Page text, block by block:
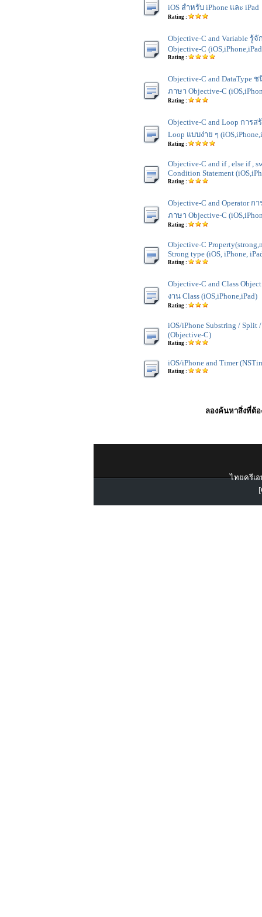
iOS สำหรับ iPhone และ iPad
Rating :
Objective-C and Variable รู้
Objective-C
Rating :
Objective-C and DataType
ภาษา Objective-C
Rating :
Objective-C and Loop การ
Loop แบบง่าย ๆ
Rating :
Objective-C and if , else if ,
Condition Statement
Rating :
Objective-C and Operator ก
ภาษา Objective-C
Rating :
Objective-C
Strong type (iOS, iPhone,
Rating :
Objective-C and Class
งาน Class (iOS,iPhone,iPad)
Rating :
iOS/iPhone Substring / Split
(Objective-C)
Rating :
iOS/iPhone and Timer
Rating :
ลองค้นหาสิ่งที่ต้อ
ไทยครีเอ
[